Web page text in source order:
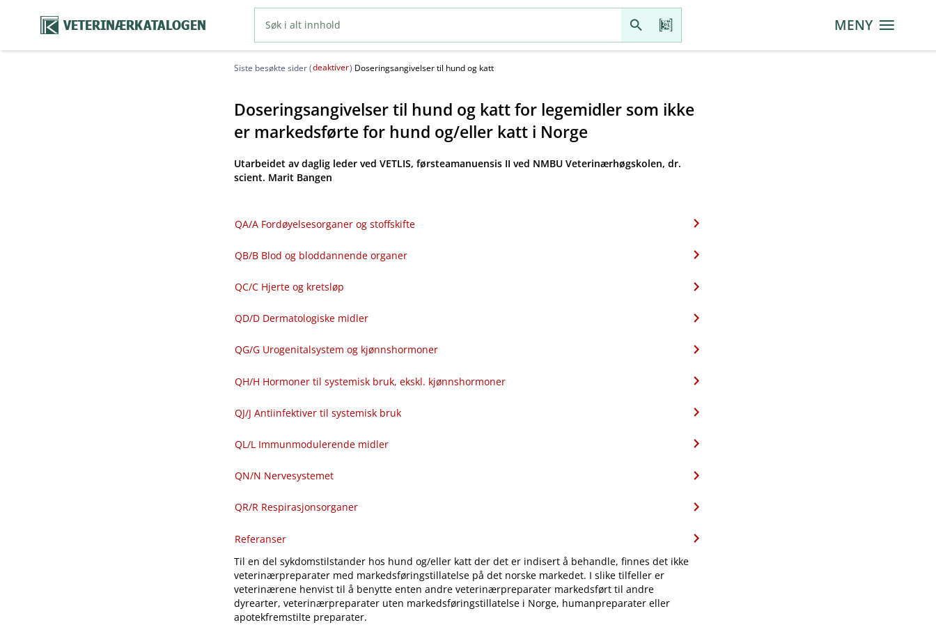
VETERINÆRKATALOGEN MENY
Siste besøkte sider (deaktiver) Doseringsangivelser til hund og katt
Doseringsangivelser til hund og katt for legemidler som ikke
er markedsførte for hund og​/​eller katt i Norge
Utarbeidet av daglig leder ved VETLIS, førsteamanuensis II ved NMBU Veterinærhøgskolen, dr.
scient. Marit Bangen
QA​/​A Fordøyelsesorganer og stoffskifte
QB​/​B Blod og bloddannende organer
QC​/​C Hjerte og kretsløp
QD​/​D Dermatologiske midler
QG​/​G Urogenitalsystem og kjønnshormoner
QH​/​H Hormoner til systemisk bruk, ekskl. kjønnshormoner
QJ​/​J Antiinfektiver til systemisk bruk
QL​/​L Immunmodulerende midler
QN​/​N Nervesystemet
QR​/​R Respirasjonsorganer
Referanser
Til en del sykdomstilstander hos hund og​/​eller katt der det er indisert å behandle, finnes det ikke
veterinærpreparater med markedsføringstillatelse på det norske markedet. I slike tilfeller er
veterinærene henvist til å benytte enten andre veterinærpreparater markedsført til andre
dyrearter, veterinærpreparater uten markedsføringstillatelse i Norge, humanpreparater eller
apotekfremstilte preparater.